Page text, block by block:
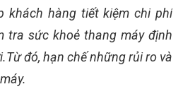
khách hàng tiết kiệm chi phí
tra sức khoẻ thang máy định
đó, hạn chế những rủi ro và